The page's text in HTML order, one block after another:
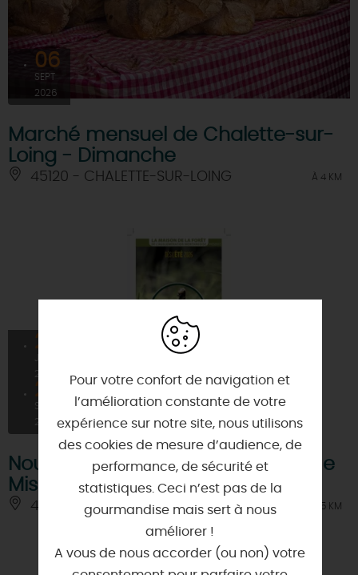
06
SEPT
2026
Marché mensuel de Chalette-sur-
Loing - Dimanche
45120 - CHALETTE-SUR-LOING À 4 KM
26
2026
23
SEPT
2026
Nouveauté de l’été : Escape Game
Mission Dino – L’œuf disparu
45200 - PAUCOURT À 4.5 KM
Pour votre confort de navigation et
l’amélioration constante de votre
expérience sur notre site, nous utilisons
des cookies de mesure d’audience, de
performance, de sécurité et
statistiques. Ceci n’est pas de la
gourmandise mais sert à nous
améliorer !
A vous de nous accorder (ou non) votre